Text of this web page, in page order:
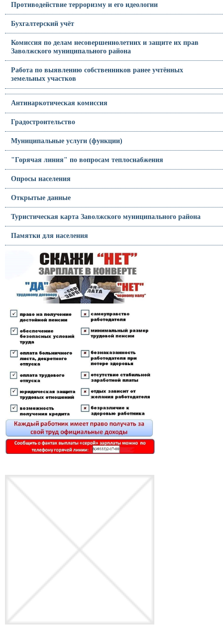
Противодействие терроризму и его идеологии
Бухгалтерский учёт
Комиссия по делам несовершеннолетних и защите их прав
Заволжского муниципального района
Работа по выявлению собственников ранее учтённых
земельных участков
Антинаркотическая комиссия
Градостроительство
Муниципальные услуги (функции)
"Горячая линия" по вопросам теплоснабжения
Опросы населения
Открытые данные
Туристическая карта Заволжского муниципального района
Памятки для населения